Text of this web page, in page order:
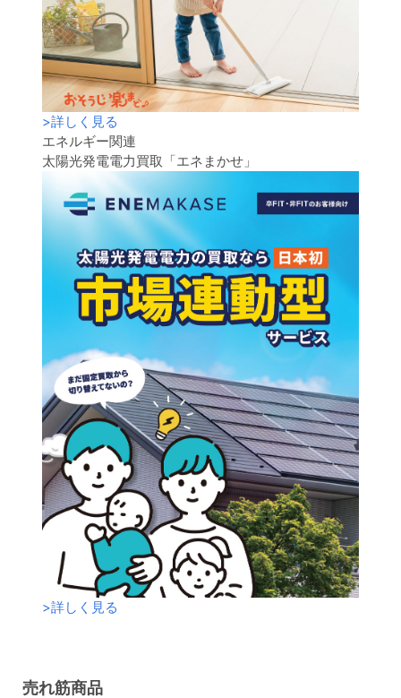
>詳しく見る
エネルギー関連
太陽光発電電力買取「エネまかせ」
>詳しく見る
売れ筋商品